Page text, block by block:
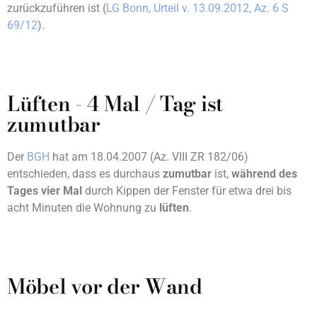
zurückzuführen ist (LG Bonn, Urteil v. 13.09.2012, Az. 6 S
69/12).
Lüften - 4 Mal / Tag ist
zumutbar
Der BGH hat am 18.04.2007 (Az. VIII ZR 182/06)
entschieden, dass es durchaus zumutbar ist, während des
Tages vier Mal durch Kippen der Fenster für etwa drei bis
acht Minuten die Wohnung zu lüften.
Möbel vor der Wand